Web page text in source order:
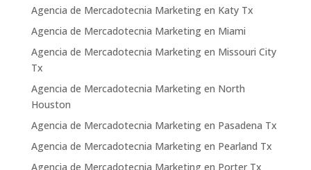
Agencia de Mercadotecnia Marketing en Katy Tx
Agencia de Mercadotecnia Marketing en Miami
Agencia de Mercadotecnia Marketing en Missouri City
Tx
Agencia de Mercadotecnia Marketing en North
Houston
Agencia de Mercadotecnia Marketing en Pasadena Tx
Agencia de Mercadotecnia Marketing en Pearland Tx
Agencia de Mercadotecnia Marketing en Porter Tx